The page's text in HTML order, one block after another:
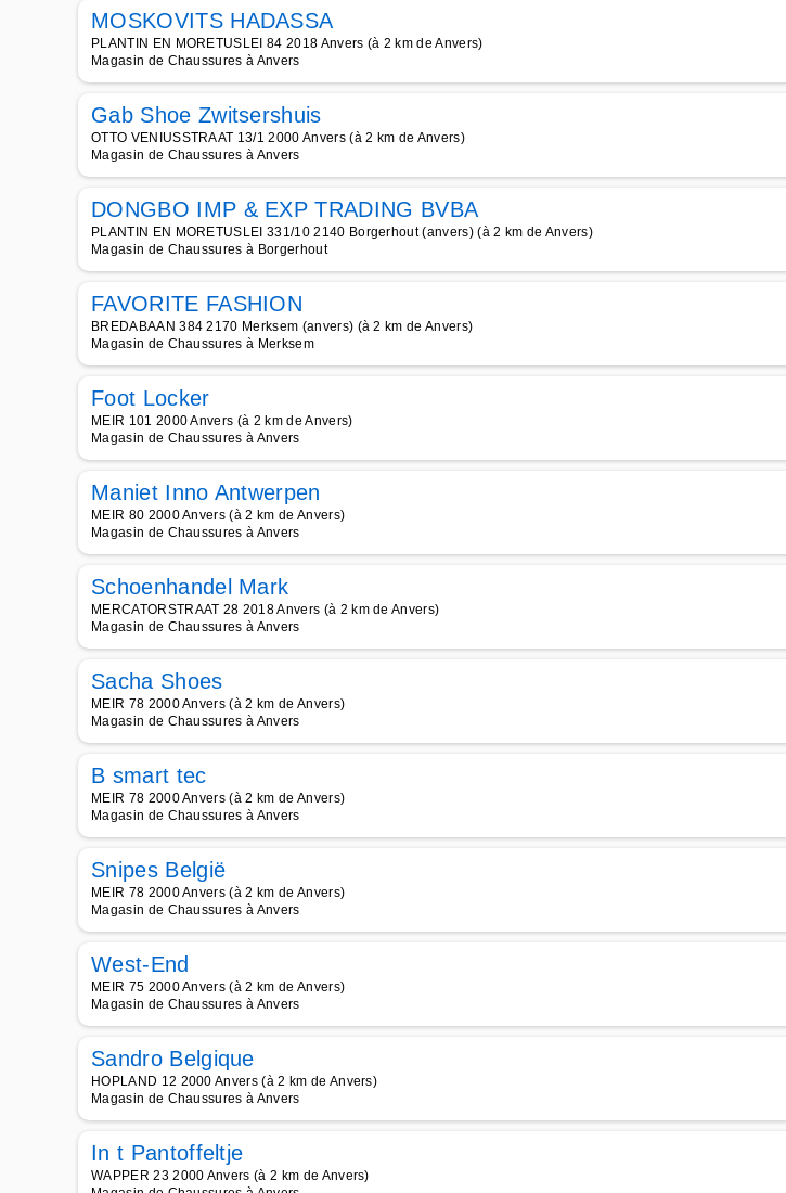
MOSKOVITS HADASSA
PLANTIN EN MORETUSLEI 84 2018 Anvers (à 2 km de Anvers)
Magasin de Chaussures à Anvers
Gab Shoe Zwitsershuis
OTTO VENIUSSTRAAT 13/1 2000 Anvers (à 2 km de Anvers)
Magasin de Chaussures à Anvers
DONGBO IMP & EXP TRADING BVBA
PLANTIN EN MORETUSLEI 331/10 2140 Borgerhout (anvers) (à 2 km de Anvers)
Magasin de Chaussures à Borgerhout
FAVORITE FASHION
BREDABAAN 384 2170 Merksem (anvers) (à 2 km de Anvers)
Magasin de Chaussures à Merksem
Foot Locker
MEIR 101 2000 Anvers (à 2 km de Anvers)
Magasin de Chaussures à Anvers
Maniet Inno Antwerpen
MEIR 80 2000 Anvers (à 2 km de Anvers)
Magasin de Chaussures à Anvers
Schoenhandel Mark
MERCATORSTRAAT 28 2018 Anvers (à 2 km de Anvers)
Magasin de Chaussures à Anvers
Sacha Shoes
MEIR 78 2000 Anvers (à 2 km de Anvers)
Magasin de Chaussures à Anvers
B smart tec
MEIR 78 2000 Anvers (à 2 km de Anvers)
Magasin de Chaussures à Anvers
Snipes België
MEIR 78 2000 Anvers (à 2 km de Anvers)
Magasin de Chaussures à Anvers
West-End
MEIR 75 2000 Anvers (à 2 km de Anvers)
Magasin de Chaussures à Anvers
Sandro Belgique
HOPLAND 12 2000 Anvers (à 2 km de Anvers)
Magasin de Chaussures à Anvers
In t Pantoffeltje
WAPPER 23 2000 Anvers (à 2 km de Anvers)